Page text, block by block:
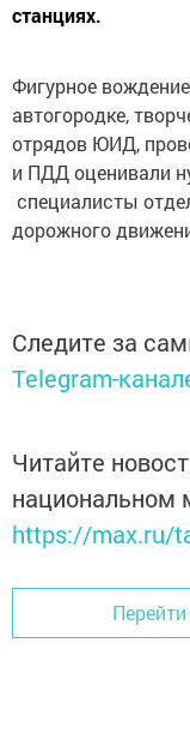
станциях.
Фигурное
автогородке,
отрядов ЮИД,
и ПДД оценивали
специалисты
дорожного
Следите за
Telegram-
Читайте
национальном
https://max.ru/